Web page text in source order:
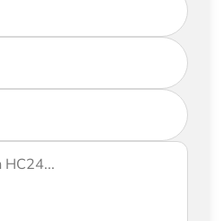
zukommen
Sie Ihrer Anfrage gerne